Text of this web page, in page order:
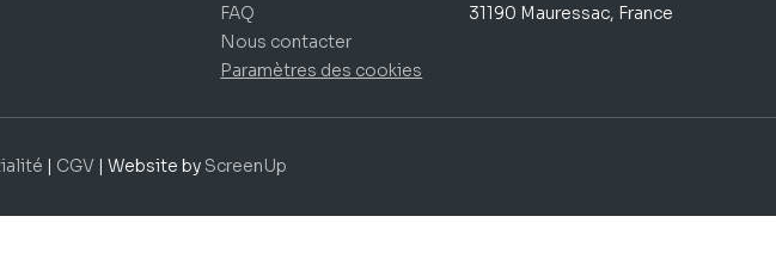
FAQ
Nous contacter
Paramètres des cookies
31190 Mauressac, France
| CGV | Website by ScreenUp